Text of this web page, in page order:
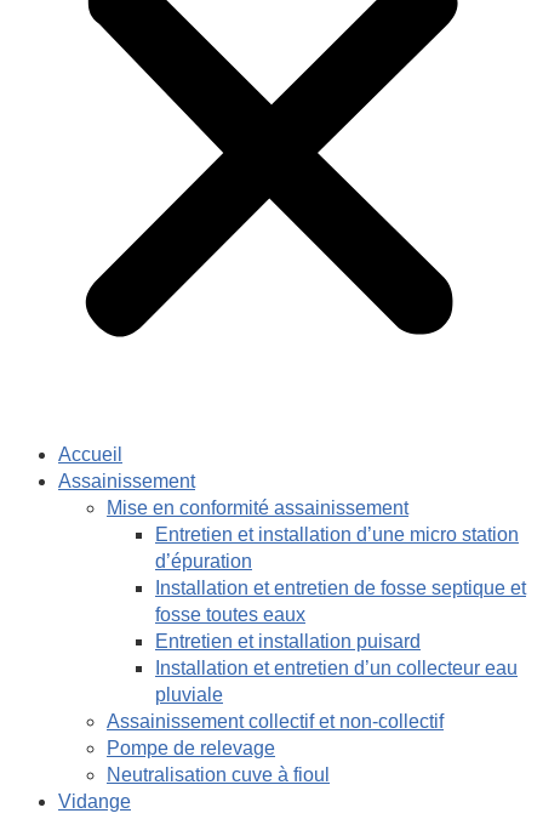
Accueil
Assainissement
Mise en conformité assainissement
Entretien et installation d’une micro station
d’épuration
Installation et entretien de fosse septique et
fosse toutes eaux
Entretien et installation puisard
Installation et entretien d’un collecteur eau
pluviale
Assainissement collectif et non-collectif
Pompe de relevage
Neutralisation cuve à fioul
Vidange